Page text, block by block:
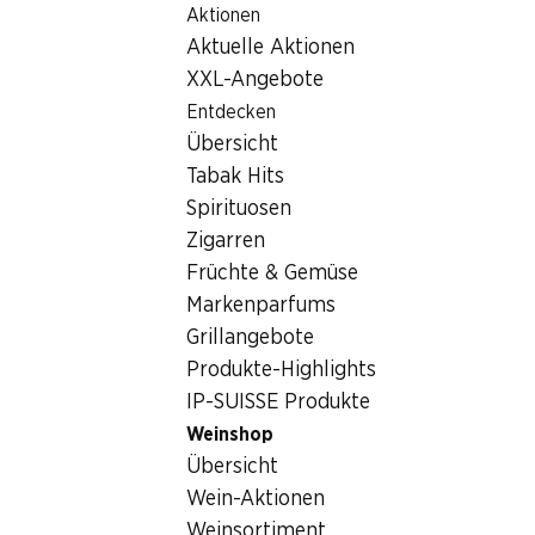
Aktionen
Aktuelle Aktionen
XXL-Angebote
Entdecken
Übersicht
Tabak Hits
Spirituosen
Zigarren
Früchte & Gemüse
Markenparfums
Grillangebote
Produkte-Highlights
IP-SUISSE Produkte
Weinshop
Übersicht
Wein-Aktionen
Wein/Champagner
Nicolas Feuillatte Grande Réserve Brut Champagne AOC
Vorderseite